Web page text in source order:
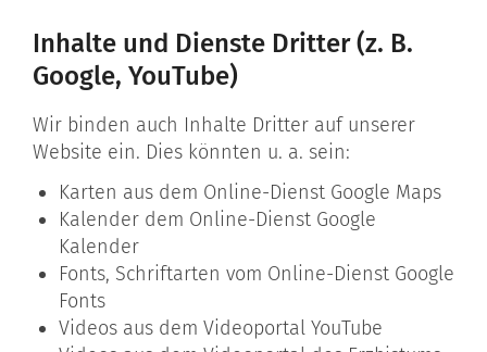
Inhalte und Dienste Dritter (z. B.
Google, YouTube)
Wir binden auch Inhalte Dritter auf unserer
Website ein. Dies könnten u. a. sein:
Karten aus dem Online-Dienst Google Maps
Kalender dem Online-Dienst Google
Kalender
Fonts, Schriftarten vom Online-Dienst Google
Fonts
Videos aus dem Videoportal YouTube